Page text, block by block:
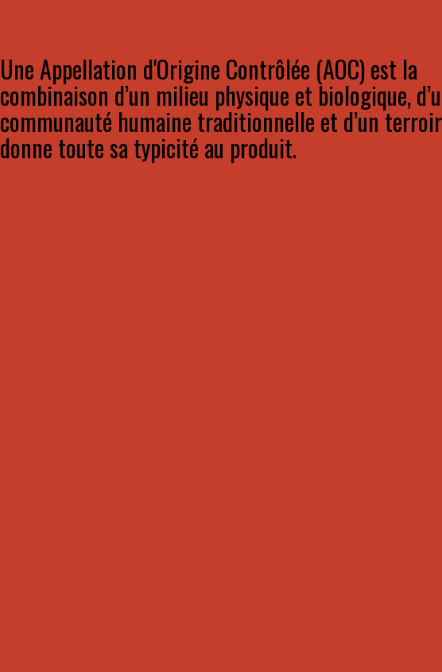
Une Appellation d'Origine Contrôlée (AOC) est la
combinaison d’un milieu physique et biologique,
communauté humaine traditionnelle et d’un
donne toute sa typicité au produit.